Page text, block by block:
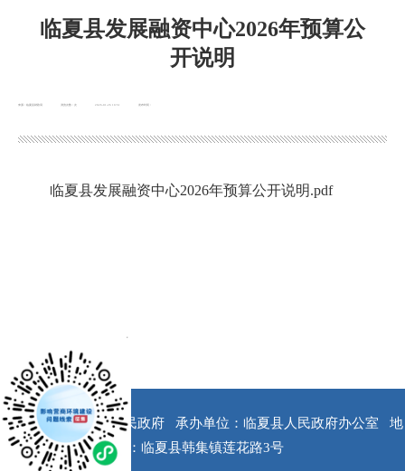
临夏县发展融资中心2026年预算公
开说明
来源：临夏县财政局 浏览次数： 发布时间：
2026-01-26 10:51
临夏县发展融资中心2026年预算公开说明.pdf
版权所有：临夏县人民政府 承办单位：临夏县人民政府办公室
地
址：临夏县韩集镇莲花路3号
x